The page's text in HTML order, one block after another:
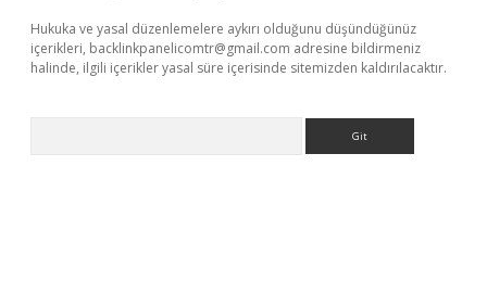
Hukuka ve yasal düzenlemelere aykırı olduğunu düşündüğünüz
içerikleri, backlinkpanelicomtr@gmail.com adresine bildirmeniz
halinde, ilgili içerikler yasal süre içerisinde sitemizden kaldırılacaktır.